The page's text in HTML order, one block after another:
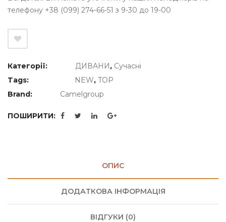
телефону +38 (099) 274-66-51 з 9-30 до 19-00
Категорії: ДИВАНИ, Сучасні
Tags:
NEW, TOP
Brand:
Camelgroup
ПОШИРИТИ:
ОПИС
ДОДАТКОВА ІНФОРМАЦІЯ
ВІДГУКИ (0)